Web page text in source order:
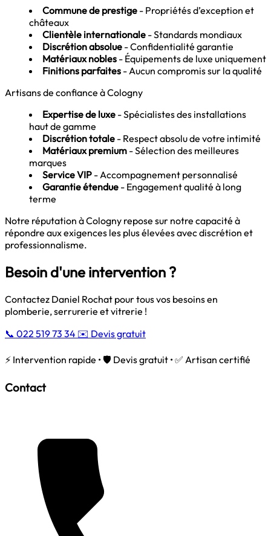
Commune de prestige - Propriétés d’exception et
châteaux
Clientèle internationale - Standards mondiaux
Discrétion absolue - Confidentialité garantie
Matériaux nobles - Équipements de luxe uniquement
Finitions parfaites - Aucun compromis sur la qualité
Artisans de confiance à Cologny
Expertise de luxe - Spécialistes des installations
haut de gamme
Discrétion totale - Respect absolu de votre intimité
Matériaux premium - Sélection des meilleures
marques
Service VIP - Accompagnement personnalisé
Garantie étendue - Engagement qualité à long
terme
Notre réputation à Cologny repose sur notre capacité à
répondre aux exigences les plus élevées avec discrétion et
professionnalisme.
Besoin d'une intervention ?
Contactez Daniel Rochat pour tous vos besoins en
plomberie, serrurerie et vitrerie !
📞 022 519 73 34 ✉️ Devis gratuit
⚡ Intervention rapide • 🛡️ Devis gratuit • ✅ Artisan certifié
Contact